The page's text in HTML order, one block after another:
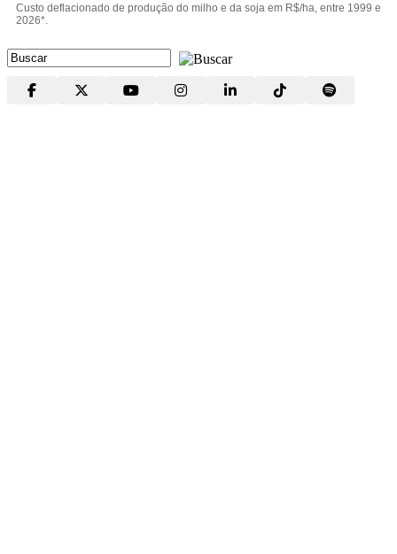
Custo deflacionado de produção do milho e da soja em R$/ha, entre 1999 e
2026*.